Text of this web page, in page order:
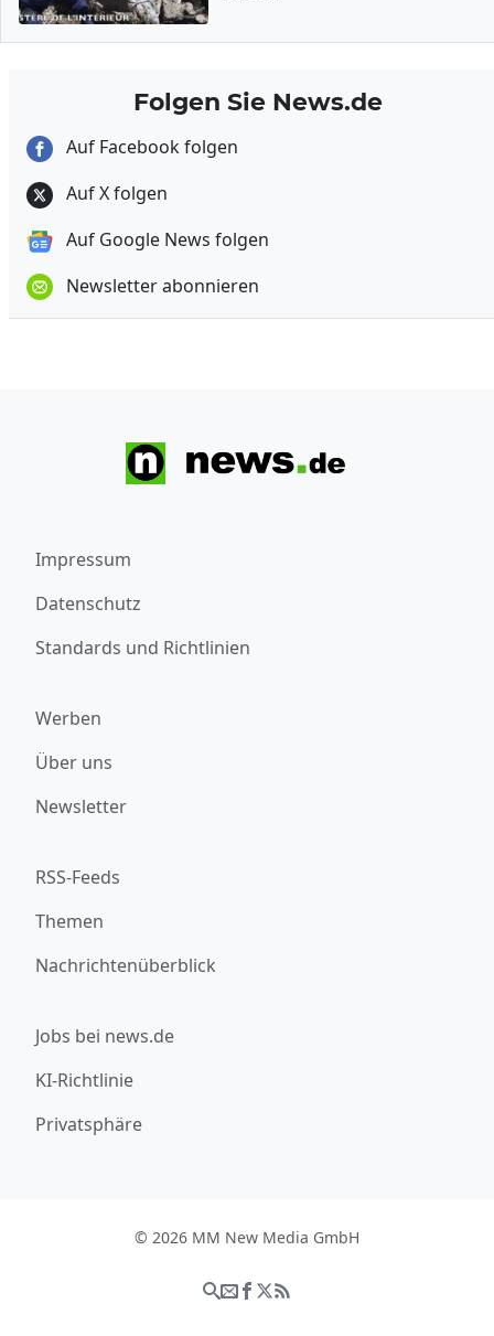
Folgen Sie News.de
Auf Facebook folgen
Auf X folgen
Auf Google News folgen
Newsletter abonnieren
Impressum
Datenschutz
Standards und Richtlinien
Werben
Über uns
Newsletter
RSS-Feeds
Themen
Nachrichtenüberblick
Jobs bei news.de
KI-Richtlinie
Privatsphäre
© 2026 MM New Media GmbH